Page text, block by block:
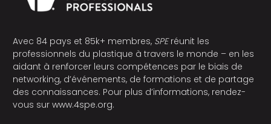
Avec 84 pays et 85k+ membres, SPEréunit les
professionnels du plastique à travers le monde – en les
aidant à renforcer leurs compétences par le biais de
networking, d’événements, de formations et de partage
des connaissances. Pour plus d’informations, rendez-
vous sur www.4spe.org.